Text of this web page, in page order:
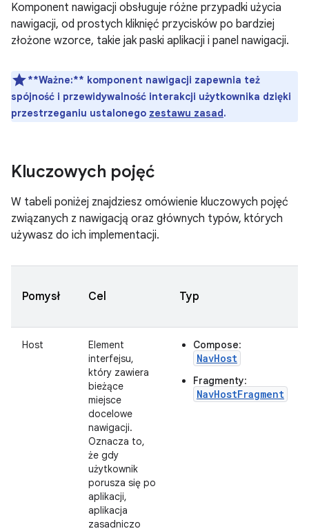
Komponent nawigacji obsługuje różne przypadki użycia
nawigacji, od prostych kliknięć przycisków po bardziej
złożone wzorce, takie jak paski aplikacji i panel nawigacji.
**Ważne:** komponent nawigacji zapewnia też
spójność i przewidywalność interakcji użytkownika dzięki
przestrzeganiu ustalonego zestawu zasad.
Kluczowych pojęć
W tabeli poniżej znajdziesz omówienie kluczowych pojęć
związanych z nawigacją oraz głównych typów, których
używasz do ich implementacji.
Pomysł Cel Typ
Host
Element
interfejsu,
który zawiera
bieżące
miejsce
docelowe
nawigacji.
Oznacza to,
że gdy
użytkownik
porusza się po
aplikacji,
aplikacja
zasadniczo
Compose:
NavHost
Fragmenty:
NavHostFragment